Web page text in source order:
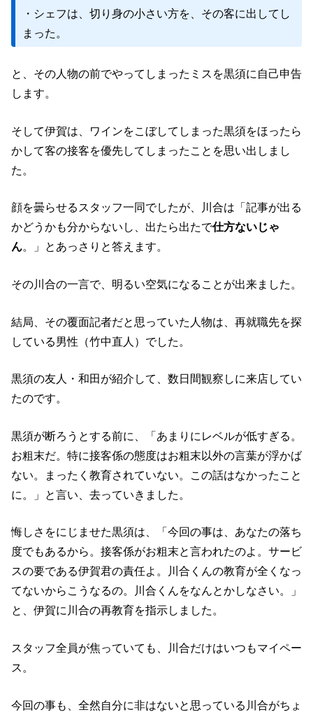
・シェフは、切り身の小さい方を、その客に出してし
まった。
と、その人物の前でやってしまったミスを黒須に自己申告
します。
そして伊賀は、ワインをこぼしてしまった黒須をほったら
かして客の接客を優先してしまったことを思い出しまし
た。
顔を曇らせるスタッフ一同でしたが、川合は「記事が出る
かどうかも分からないし、出たら出たで仕方ないじゃ
ん。」とあっさりと答えます。
その川合の一言で、明るい空気になることが出来ました。
結局、その覆面記者だと思っていた人物は、再就職先を探
している男性（竹中直人）でした。
黒須の友人・和田が紹介して、数日間観察しに来店してい
たのです。
黒須が断ろうとする前に、「あまりにレベルが低すぎる。
お粗末だ。特に接客係の態度はお粗末以外の言葉が浮かば
ない。まったく教育されていない。この話はなかったこと
に。」と言い、去っていきました。
悔しさをにじませた黒須は、「今回の事は、あなたの落ち
度でもあるから。接客係がお粗末と言われたのよ。サービ
スの要である伊賀君の責任よ。川合くんの教育が全くなっ
てないからこうなるの。川合くんをなんとかしなさい。」
と、伊賀に川合の再教育を指示しました。
スタッフ全員が焦っていても、川合だけはいつもマイペー
ス。
今回の事も、全然自分に非はないと思っている川合がちょ